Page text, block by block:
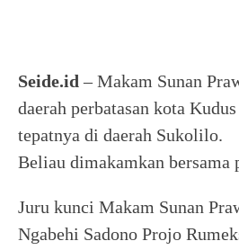
Seide.id – Makam Sunan
daerah perbatasan kota
tepatnya di daerah Sukolilo.
Beliau dimakamkan bersama
Juru kunci Makam Sunan
Ngabehi Sadono Projo